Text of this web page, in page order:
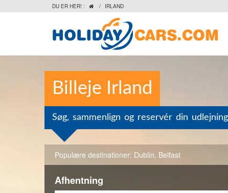
DU ER HER! :  / IRLAND
Billeje Irland
Søg, sammenlign og reservér din
Populære destinationer: Dublin, Belfast
Afhentning